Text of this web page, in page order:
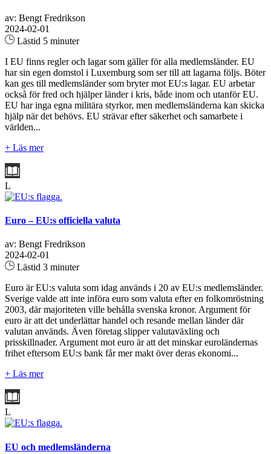
av: Bengt Fredrikson
2024-02-01
Lästid 5 minuter
I EU finns regler och lagar som gäller för alla medlemsländer. EU
har sin egen domstol i Luxemburg som ser till att lagarna följs. Böter
kan ges till medlemsländer som bryter mot EU:s lagar. EU arbetar
också för fred och hjälper länder i kris, både inom och utanför EU.
EU har inga egna militära styrkor, men medlemsländerna kan skicka
hjälp när det behövs. EU strävar efter säkerhet och samarbete i
världen...
+ Läs mer
L
Euro – EU:s officiella valuta
av: Bengt Fredrikson
2024-02-01
Lästid 3 minuter
Euro är EU:s valuta som idag används i 20 av EU:s medlemsländer.
Sverige valde att inte införa euro som valuta efter en folkomröstning
2003, där majoriteten ville behålla svenska kronor. Argument för
euro är att det underlättar handel och resande mellan länder där
valutan används. Även företag slipper valutaväxling och
prisskillnader. Argument mot euro är att det minskar euroländernas
frihet eftersom EU:s bank får mer makt över deras ekonomi...
+ Läs mer
L
EU och medlemsländerna